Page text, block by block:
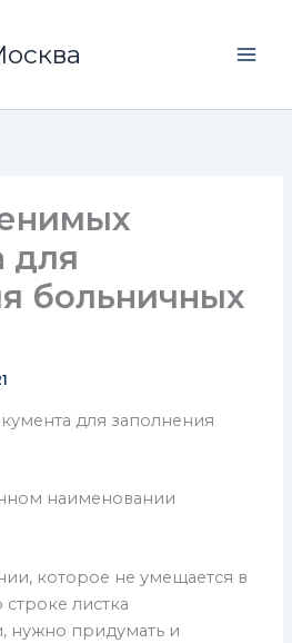
для
больничных
для заполнения
наименовании
которое не умещается в
листка
нужно придумать и